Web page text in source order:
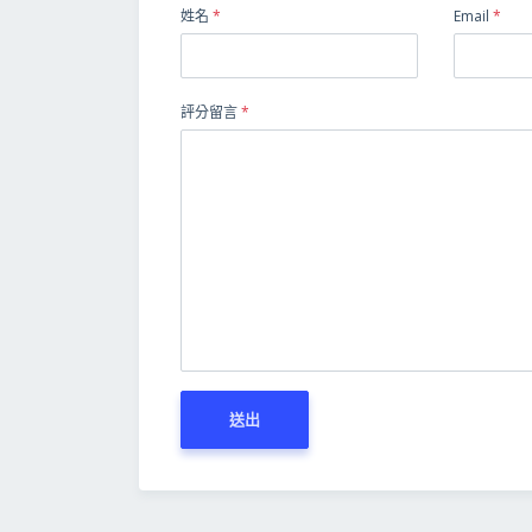
姓名 * Email *
評分留言*
送出